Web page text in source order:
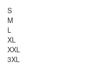
S
M
L
XL
XXL
3XL